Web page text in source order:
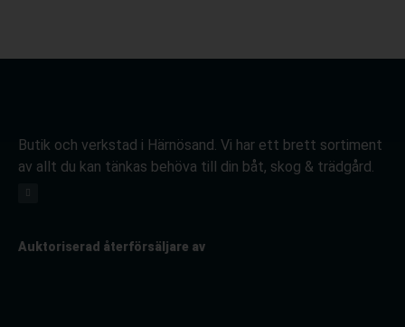
Butik och verkstad i Härnösand. Vi har ett brett sortiment
av allt du kan tänkas behöva till din båt, skog & trädgård.
Auktoriserad återförsäljare av